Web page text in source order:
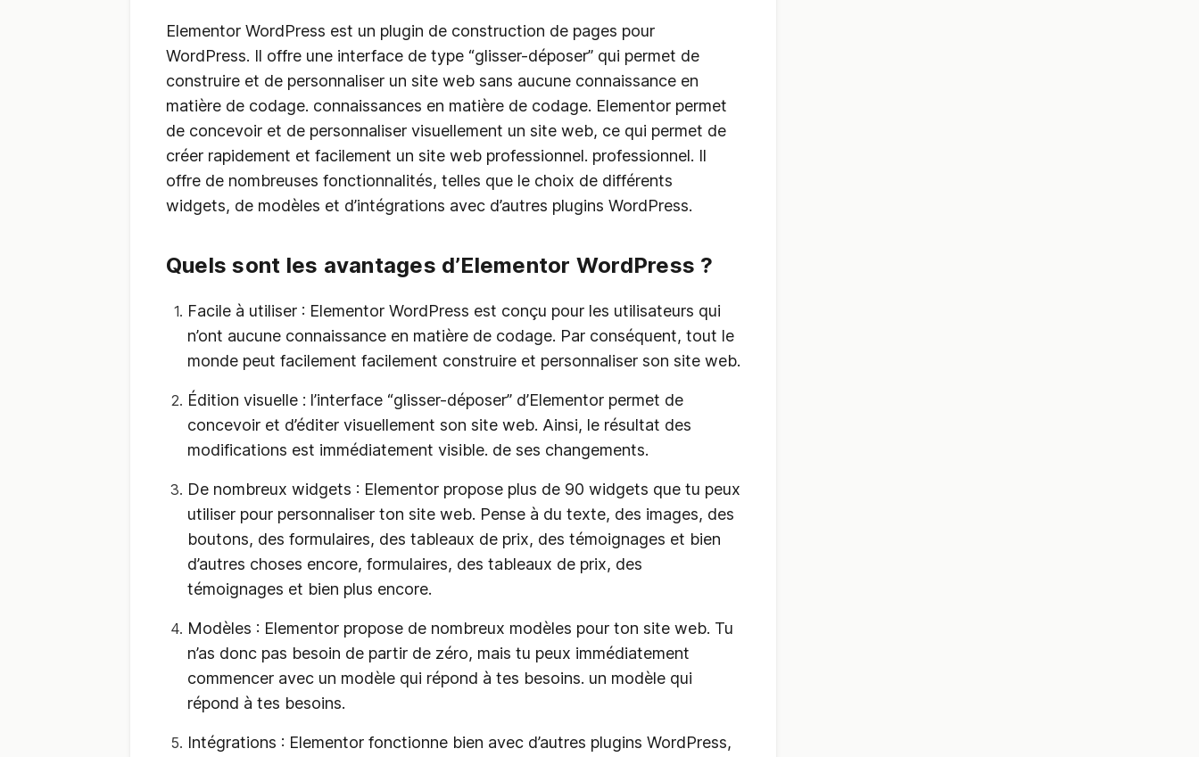
Elementor WordPress est un plugin de construction de pages pour
WordPress. Il offre une interface de type “glisser-déposer” qui permet de
construire et de personnaliser un site web sans aucune connaissance en
matière de codage. connaissances en matière de codage. Elementor permet
de concevoir et de personnaliser visuellement un site web, ce qui permet de
créer rapidement et facilement un site web professionnel. professionnel. Il
offre de nombreuses fonctionnalités, telles que le choix de différents
widgets, de modèles et d’intégrations avec d’autres plugins WordPress.
Quels sont les avantages d’Elementor WordPress ?
Facile à utiliser : Elementor WordPress est conçu pour les utilisateurs qui
n’ont aucune connaissance en matière de codage. Par conséquent, tout le
monde peut facilement facilement construire et personnaliser son site web.
Édition visuelle : l’interface “glisser-déposer” d’Elementor permet de
concevoir et d’éditer visuellement son site web. Ainsi, le résultat des
modifications est immédiatement visible. de ses changements.
De nombreux widgets : Elementor propose plus de 90 widgets que tu peux
utiliser pour personnaliser ton site web. Pense à du texte, des images, des
boutons, des formulaires, des tableaux de prix, des témoignages et bien
d’autres choses encore, formulaires, des tableaux de prix, des
témoignages et bien plus encore.
Modèles : Elementor propose de nombreux modèles pour ton site web. Tu
n’as donc pas besoin de partir de zéro, mais tu peux immédiatement
commencer avec un modèle qui répond à tes besoins. un modèle qui
répond à tes besoins.
Intégrations : Elementor fonctionne bien avec d’autres plugins WordPress,